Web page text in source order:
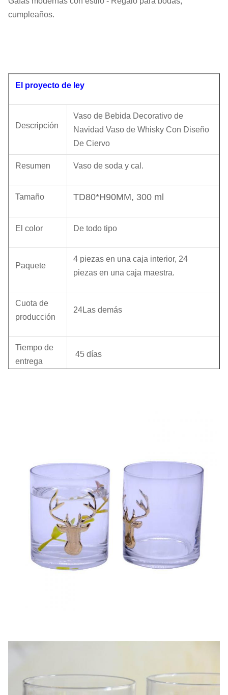
cumpleaños.
El proyecto de ley
Descripción
Vaso de Bebida Decorativo de
Navidad Vaso de Whisky Con Diseño
De Ciervo
Resumen Vaso de soda y cal.
Tamaño TD80*H90MM, 300 ml
El color De todo tipo
Paquete
4 piezas en una caja interior, 24
piezas en una caja maestra.
Cuota de
producción
24Las demás
Tiempo de
entrega
45 días